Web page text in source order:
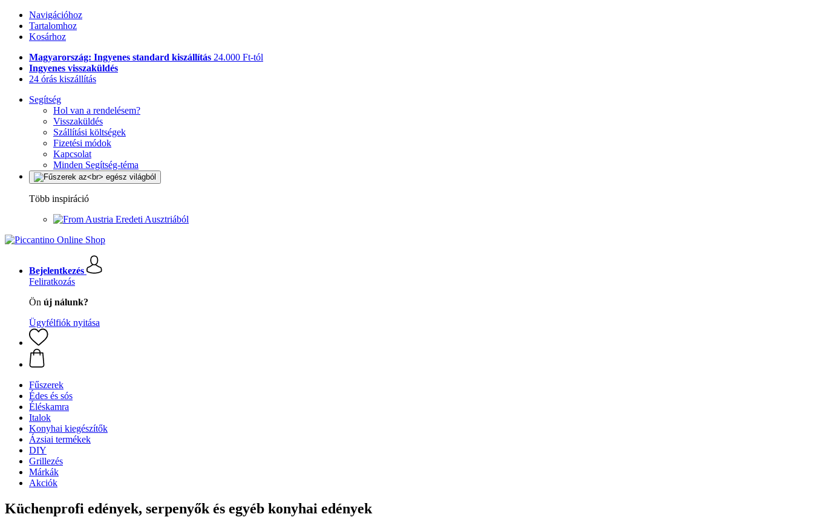
Navigációhoz
Tartalomhoz
Kosárhoz
Magyarország: Ingyenes standard kiszállítás 24.000 Ft-tól
Ingyenes visszaküldés
24 órás kiszállítás
Segítség
Hol van a rendelésem?
Visszaküldés
Szállítási költségek
Fizetési módok
Kapcsolat
Minden Segítség-téma
Több inspiráció
Eredeti Ausztriából
Bejelentkezés
Feliratkozás
Ön új nálunk?
Ügyfélfiók nyitása
Fűszerek
Édes és sós
Éléskamra
Italok
Konyhai kiegészítők
Ázsiai termékek
DIY
Grillezés
Márkák
Akciók
Küchenprofi edények, serpenyők és egyéb konyhai edények